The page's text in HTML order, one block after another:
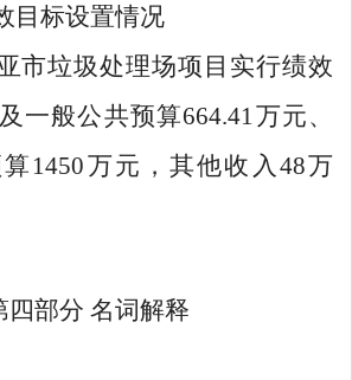
目标设置情况
市垃圾处理场项目实行绩效
一般公共预算664.41 万元、
1450万元，其他收入 48万
四部分 名词解释